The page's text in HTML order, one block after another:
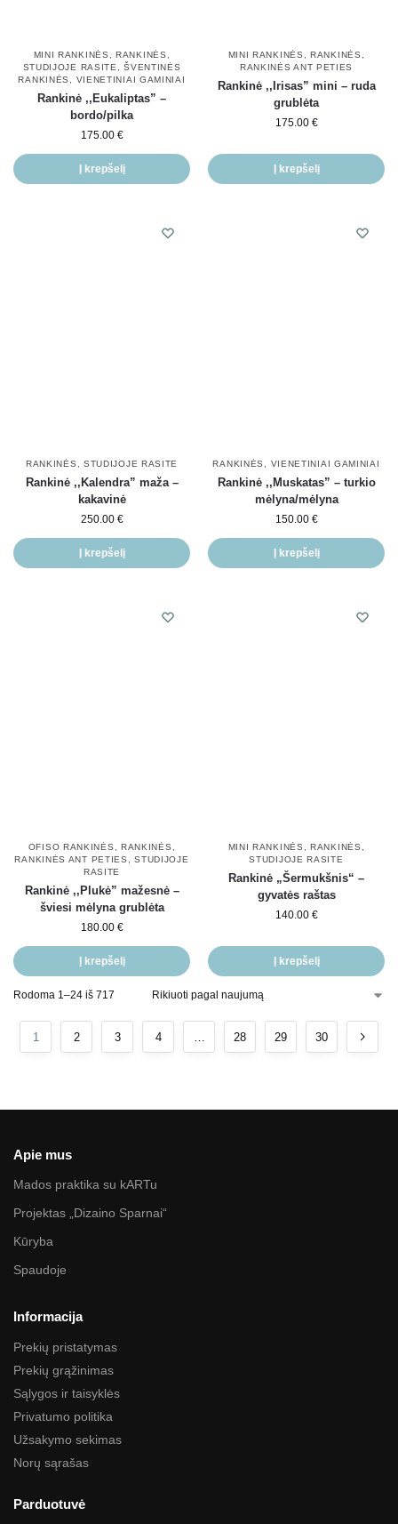
MINI RANKINĖS ,RANKINĖS ,
STUDIJOJE RASITE,ŠVENTINĖS
RANKINĖS , VIENETINIAI GAMINIAI
Rankinė ,,Eukaliptas” –
bordo/pilka
175.00 €
Į krepšelį
MINI RANKINĖS ,RANKINĖS ,
RANKINĖS ANT PETIES
Rankinė ,,Irisas” mini – ruda
grublėta
175.00 €
Į krepšelį
RANKINĖS STUDIJOJE RASITE
Rankinė ,,Kalendra” maža –
kakavinė
250.00 €
Į krepšelį
RANKINĖS VIENETINIAI GAMINIAI
Rankinė ,,Muskatas” – turkio
mėlyna/mėlyna
150.00 €
Į krepšelį
OFISO RANKINĖS RANKINĖS
RANKINĖS ANT PETIES
,STUDIJOJE
RASITE
Rankinė ,,Plukė” mažesnė –
šviesi mėlyna grublėta
180.00 €
Į krepšelį
MINI RANKINĖS ,RANKINĖS
STUDIJOJE RASITE
Rankinė „Šermukšnis“ –
gyvatės raštas
140.00 €
Į krepšelį
Rodoma 1–24 iš 717
1 2 3 4 28 29 30
Apie mus
Mados praktika su kARTu
Projektas „Dizaino Sparnai“
Kūryba
Spaudoje
Informacija
Prekių pristatymas
Prekių grąžinimas
Sąlygos ir taisyklės
Privatumo politika
Užsakymo sekimas
Norų sąrašas
Parduotuvė